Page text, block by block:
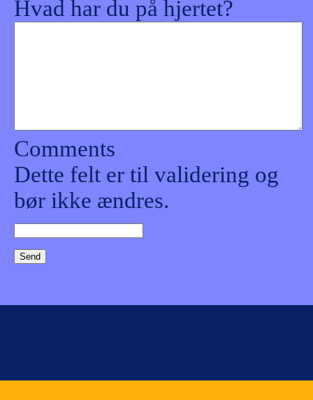
Hvad har du på hjertet?
Comments
Dette felt er til validering og
bør ikke ændres.